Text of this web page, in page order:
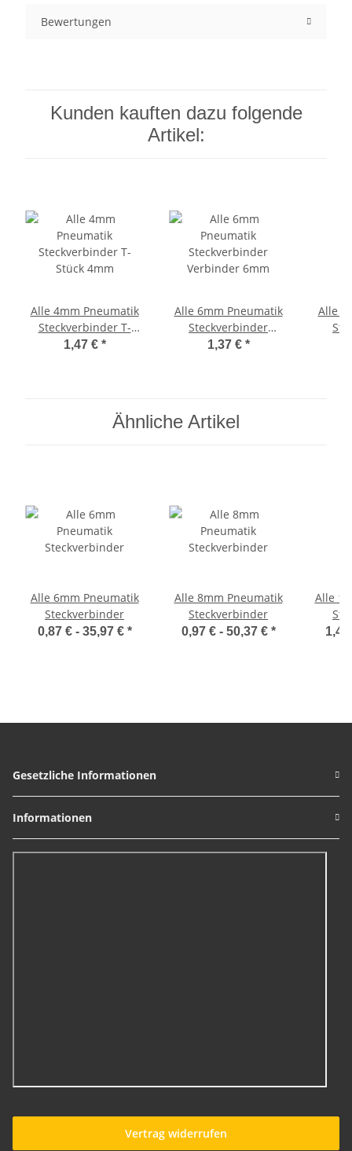
Bewertungen
Kunden kauften dazu folgende
Artikel:
Alle 4mm Pneumatik
Steckverbinder T-
Stück 4mm
1,47 € *
Alle 6mm Pneumatik
Steckverbinder
Verbinder 6mm
1,37 € *
Alle
Ähnliche Artikel
Alle 6mm Pneumatik
Steckverbinder
0,87 € - 35,97 € *
Alle 8mm Pneumatik
Steckverbinder
0,97 € - 50,37 € *
Alle
Gesetzliche Informationen
Informationen
Vertrag widerrufen